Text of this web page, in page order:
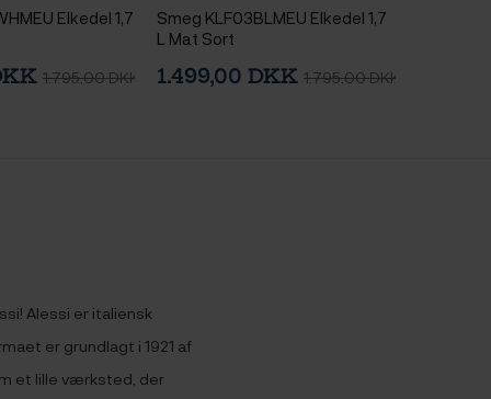
Elkedel 1,7
1.795,00 DKK
Smeg KLF03BLMEU Elkedel 1,7
L Mat Sort
1.499,00 DKK 1.795,00 DKK
Alessi er italiensk
er grundlagt i 1921 af
et lille værksted, der